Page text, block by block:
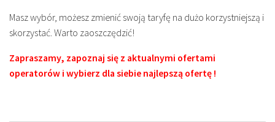
Masz wybór, możesz zmienić swoją taryfę na dużo korzystniejszą i
skorzystać. Warto zaoszczędzić!
Zapraszamy, zapoznaj się z aktualnymi ofertami
operatorów i wybierz dla siebie najlepszą ofertę !